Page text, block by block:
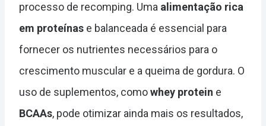
processo de recomping. Uma alimentação rica
em proteínas e balanceada é essencial para
fornecer os nutrientes necessários para o
crescimento muscular e a queima de gordura. O
uso de suplementos, comowhey protein e
BCAAs, pode otimizar ainda mais os resultados,